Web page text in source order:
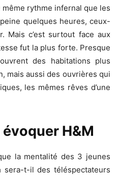
rythme infernal que les
quelques heures, ceux-
Mais c’est surtout face aux
fut la plus forte. Presque
des habitations plus
mais aussi des ouvrières qui
les mêmes rêves d’une
H&M
la mentalité des 3 jeunes
sera-t-il des téléspectateurs